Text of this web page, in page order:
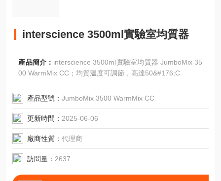
interscience 3500ml實驗室均質器
產品簡介： interscience 3500ml實驗室均質器 JumboMix 35
00 WarmMix CC；均質溫度可調節，高達50&#176;C
產品型號：JumboMix 3500 WarmMix CC
更新時間： 2025-06-06
廠商性質：代理商
訪問量： 2637